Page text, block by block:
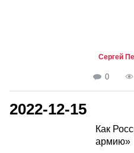
Сергей
0
2022-12-15
Как
армию»